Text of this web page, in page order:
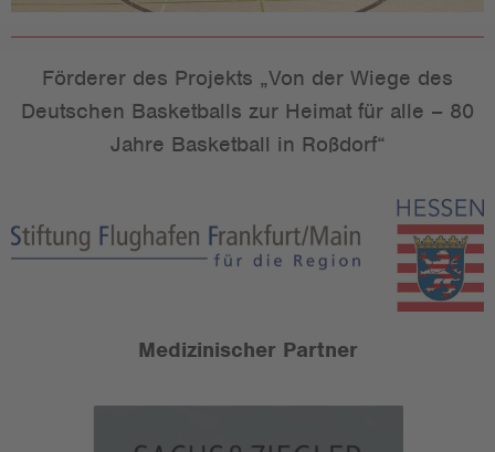
Förderer des Projekts „Von der Wiege des
Deutschen Basketballs zur Heimat für alle – 80
Jahre Basketball in Roßdorf“
Medizinischer Partner